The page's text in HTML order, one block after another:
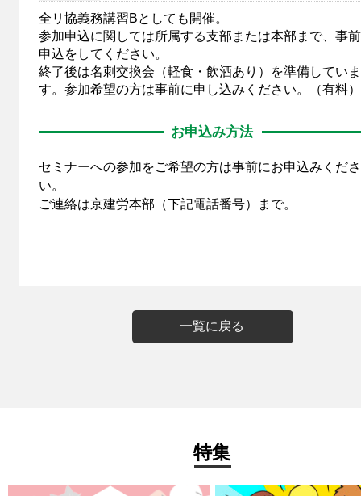
全リ協義務講習Bとしても開催。
参加申込に関しては所属する支部または本部まで、事
申込をしてください。
終了後は名刺交換会（軽食・飲酒あり）を準備していま
す。参加希望の方は事前に申し込みください。（有料）
お申込み方法
セミナーへの参加をご希望の方は事前にお申込みくださ
い。
ご連絡は京建労本部（下記電話番号）まで。
一覧に戻る
特集